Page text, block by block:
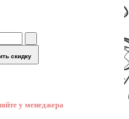
скидку
у менеджера